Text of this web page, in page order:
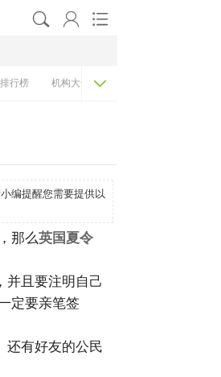
  
行榜 机构大全 
编提醒您需要提供以
那么英国夏令
且要注明自己
定要亲笔签
还有好友的公民